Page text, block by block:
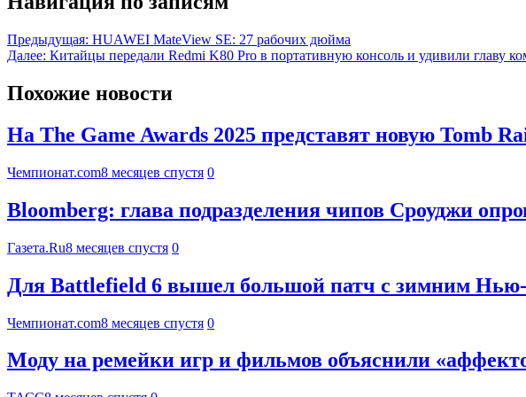
Предыдущая: HUAWEI MateView SE: 27 рабочих дюйма
Далее: Китайцы передали Redmi K80 Pro в портативную консоль и удивили главу
Похожие новости
На The Game Awards 2025 представят новую Tomb
Чемпионат.com8 месяцев спустя 0
Bloomberg: глава подразделения чипов Сроуджи
Газета.Ru8 месяцев спустя 0
Для Battlefield 6 вышел большой патч с зимним
Чемпионат.com8 месяцев спустя 0
Моду на ремейки игр и фильмов объяснили